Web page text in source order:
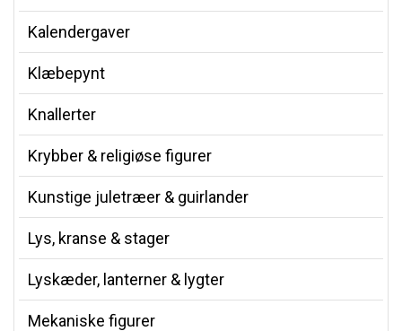
Kalendergaver
Klæbepynt
Knallerter
Krybber & religiøse figurer
Kunstige juletræer & guirlander
Lys, kranse & stager
Lyskæder, lanterner & lygter
Mekaniske figurer